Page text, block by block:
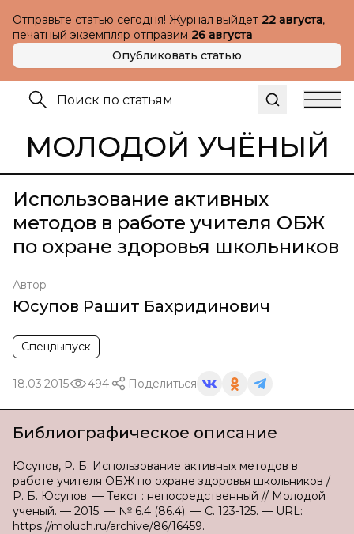
Отправьте статью сегодня! Журнал выйдет 22 августа,
печатный экземпляр отправим 26 августа
Опубликовать статью
МОЛОДОЙ УЧЁНЫЙ
Использование активных
методов в работе учителя ОБЖ
по охране здоровья школьников
Автор
Юсупов Рашит Бахридинович
Спецвыпуск
18.03.2015 494 Поделиться
Библиографическое описание
Юсупов, Р. Б. Использование активных методов в
работе учителя ОБЖ по охране здоровья школьников /
Р. Б. Юсупов. — Текст : непосредственный // Молодой
ученый. — 2015. — № 6.4 (86.4). — С. 123-125. — URL:
https://moluch.ru/archive/86/16459.